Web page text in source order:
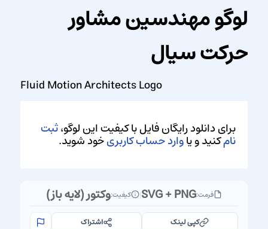
لوگو مهندسین مشاور
حرکت سیال
Fluid Motion Architects Logo
برای دانلود رایگان فایل با کیفیت این لوگو،ثبت
نامکنید و یاوارد حساب کاربریخود شوید.
فرمت:SVG + PNG
| کیفیت:وکتور (لایه باز)
کپی لینک اشتراک